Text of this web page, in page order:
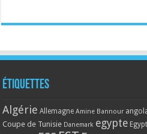
Étiquettes
Algérie Allemagne Amine Bannour
Coupe de Tunisie Danemark egypte